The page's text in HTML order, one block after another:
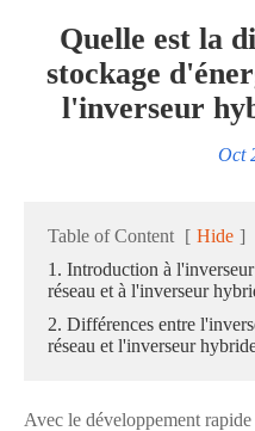
Quelle est la
stockage
l'inverseur
Oct
Table of Content [ Hide ]
1. Introduction à
réseau et à l'inverseur
2. Différences entre
réseau et l'inverseur
Avec le développement